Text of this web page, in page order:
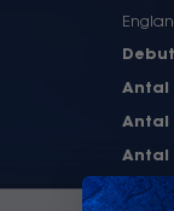
Debut
Antal
Antal
Antal
Antal